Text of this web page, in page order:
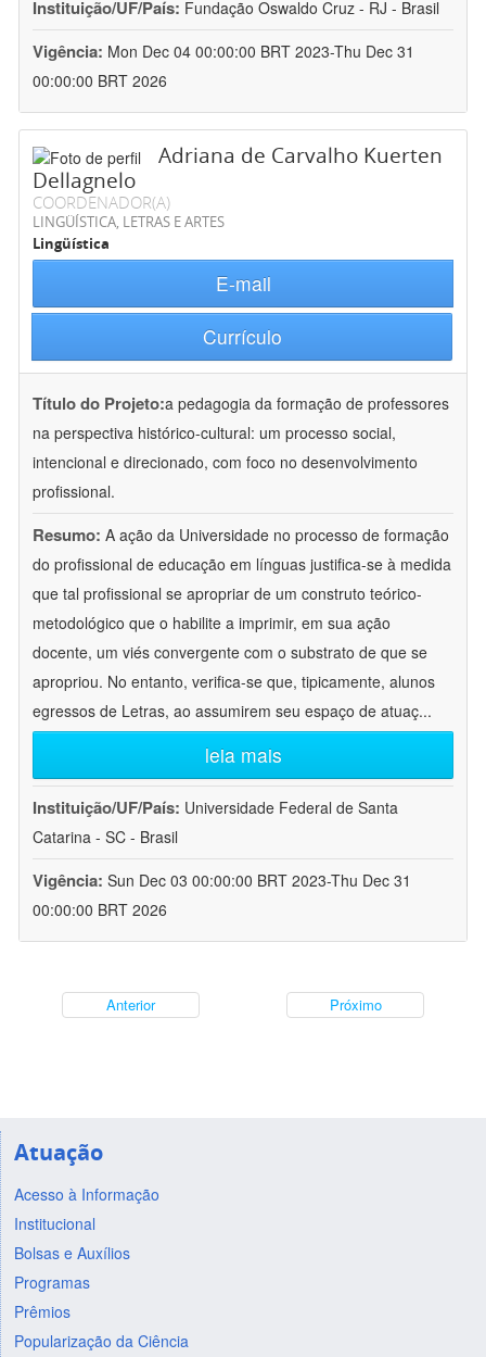
Instituição/UF/País: Fundação Oswaldo Cruz - RJ - Brasil
Vigência: Mon Dec 04 00:00:00 BRT 2023-Thu Dec 31
00:00:00 BRT 2026
Adriana de Carvalho Kuerten
Dellagnelo
COORDENADOR(A)
LINGÜÍSTICA, LETRAS E ARTES
Lingüística
E-mail
Currículo
Título do Projeto:a pedagogia da formação de professores
na perspectiva histórico-cultural: um processo social,
intencional e direcionado, com foco no desenvolvimento
profissional.
Resumo: A ação da Universidade no processo de formação
do profissional de educação em línguas justifica-se à medida
que tal profissional se apropriar de um construto teórico-
metodológico que o habilite a imprimir, em sua ação
docente, um viés convergente com o substrato de que se
apropriou. No entanto, verifica-se que, tipicamente, alunos
egressos de Letras, ao assumirem seu espaço de atuaç...
leia mais
Instituição/UF/País: Universidade Federal de Santa
Catarina - SC - Brasil
Vigência: Sun Dec 03 00:00:00 BRT 2023-Thu Dec 31
00:00:00 BRT 2026
Anterior Próximo
Atuação
Acesso à Informação
Institucional
Bolsas e Auxílios
Programas
Prêmios
Popularização da Ciência